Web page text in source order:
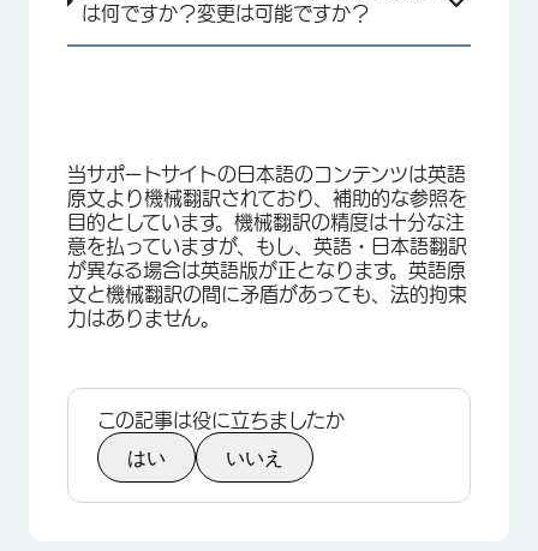
は何ですか？変更は可能ですか？
当サポートサイトの日本語のコンテンツは英語
原文より機械翻訳されており、補助的な参照を
目的としています。機械翻訳の精度は十分な注
意を払っていますが、もし、英語・日本語翻訳
が異なる場合は英語版が正となります。英語原
文と機械翻訳の間に矛盾があっても、法的拘束
力はありません。
この記事は役に立ちましたか
はい いいえ